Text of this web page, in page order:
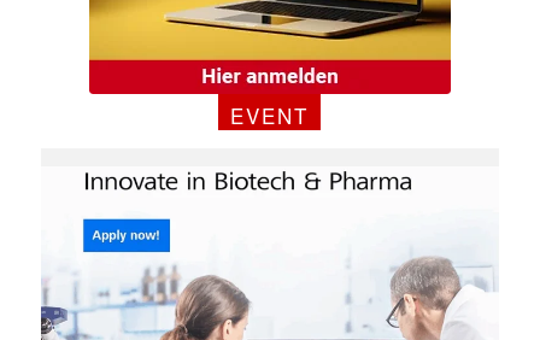
jede Woche aktuell informiert.
E-
Mail
(erforderlich)
EVENT